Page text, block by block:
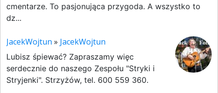
cmentarze. To pasjonująca przygoda. A wszystko to
dz...
JacekWojtun » JacekWojtun
Lubisz śpiewać? Zapraszamy więc
serdecznie do naszego Zespołu "Stryki i
Stryjenki". Strzyżów, tel. 600 559 360.